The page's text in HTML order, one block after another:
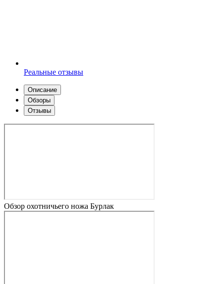
Реальные отзывы
Описание
Обзоры
Отзывы
Обзор охотничьего ножа Бурлак